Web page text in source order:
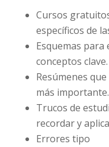
Cursos
específicos de
Esquemas
conceptos clave.
Resúmenes
más importante.
Trucos de
recordar y
Errores tipo